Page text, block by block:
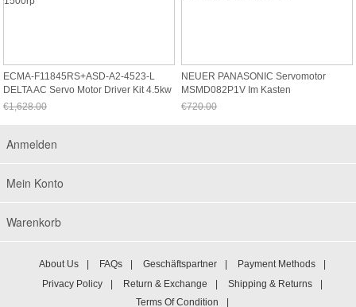
ECMA-F11845RS+ASD-A2-4523-L
DELTA AC Servo Motor Driver Kit 4.5kw
1500rp
€1,628.00
NEUER PANASONIC Servomotor
MSMD082P1V Im Kasten
€720.00
Anmelden
Mein Konto
Warenkorb
About Us FAQs Geschäftspartner Payment Methods
Privacy Policy
Return & Exchange Shipping & Returns
Terms Of Condition